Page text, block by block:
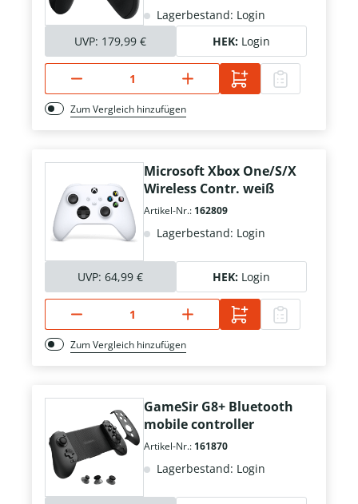
Lagerbestand: Login
UVP: 179,99 € HEK: Login
Zum Vergleich hinzufügen
Microsoft Xbox One/S/X
Wireless Contr. weiß
Artikel-Nr.: 162809
Lagerbestand: Login
UVP: 64,99 € HEK: Login
Zum Vergleich hinzufügen
GameSir G8+ Bluetooth
mobile controller
Artikel-Nr.: 161870
Lagerbestand: Login